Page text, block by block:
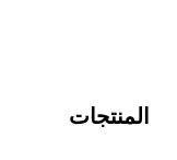
المنتجات